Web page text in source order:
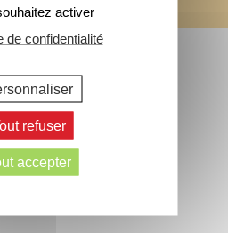
vous
nous
activer
de confidentialité
refuser
accepter